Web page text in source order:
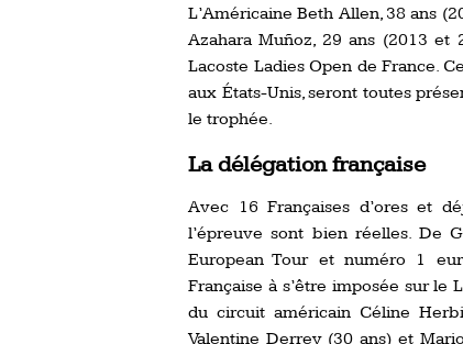
L’Américaine Beth Allen, 38 ans
Azahara Muñoz, 29 ans (2013
Lacoste Ladies Open de France.
aux États-Unis, seront toutes
le trophée.
La délégation française
Avec 16 Françaises d’ores et
l’épreuve sont bien réelles. De
European Tour et numéro 1
Française à s’être imposée sur le
du circuit américain Céline
Valentine Derrey (30 ans) et